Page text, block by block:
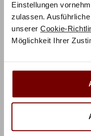
Einstellungen
zulassen.
unserer Cookie-
Möglichkeit Ihrer